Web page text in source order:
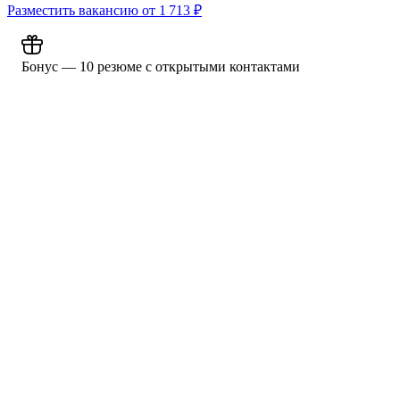
Разместить вакансию от 1 713 ₽
Бонус — 10 резюме с открытыми контактами